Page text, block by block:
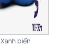
Xanh biển